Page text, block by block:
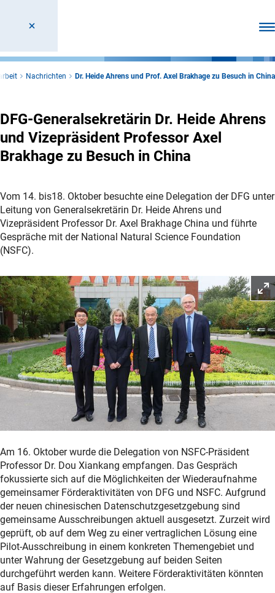
Nachrichten Dr. Heide Ahrens und Prof. Axel Brakhage zu Besuch in China
DFG-Generalsekretärin Dr. Heide Ahrens
und Vizepräsident Professor Axel
Brakhage zu Besuch in China
Vom 14. bis18. Oktober besuchte eine Delegation der DFG unter
Leitung von Generalsekretärin Dr. Heide Ahrens und
Vizepräsident Professor Dr. Axel Brakhage China und führte
Gespräche mit der National Natural Science Foundation
(NSFC).
Am 16. Oktober wurde die Delegation von NSFC-Präsident
Professor Dr. Dou Xiankang empfangen. Das Gespräch
fokussierte sich auf die Möglichkeiten der Wiederaufnahme
gemeinsamer Förderaktivitäten von DFG und NSFC. Aufgrund
der neuen chinesischen Datenschutzgesetzgebung sind
gemeinsame Ausschreibungen aktuell ausgesetzt. Zurzeit wird
geprüft, ob auf dem Weg zu einer vertraglichen Lösung eine
Pilot-Ausschreibung in einem konkreten Themengebiet und
unter Wahrung der Gesetzgebung auf beiden Seiten
durchgeführt werden kann. Weitere Förderaktivitäten könnten
auf Basis dieser Erfahrungen erfolgen.